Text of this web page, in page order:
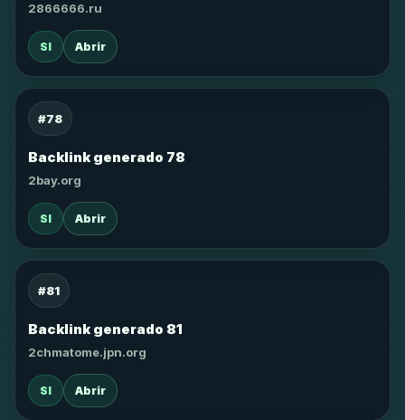
2866666.ru
SI Abrir
#78
Backlink generado 78
2bay.org
SI Abrir
#81
Backlink generado 81
2chmatome.jpn.org
SI Abrir